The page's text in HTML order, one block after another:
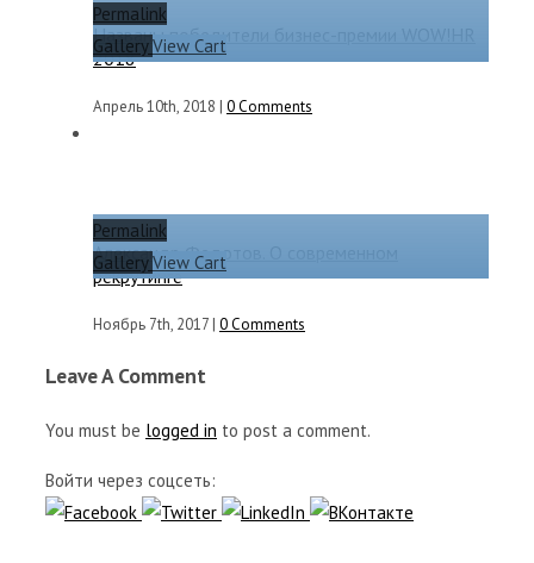
Permalink
GalleryView Cart
Названы победители бизнес-премии WOW!HR
2018
Апрель 10th, 2018 | 0 Comments
Permalink
GalleryView Cart
Александр Федотов. О современном
рекрутинге
Ноябрь 7th, 2017 | 0 Comments
Leave A Comment
You must be logged in to post a comment.
Войти через соцсеть: